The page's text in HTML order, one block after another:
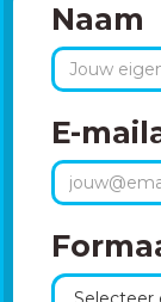
Naam
E-